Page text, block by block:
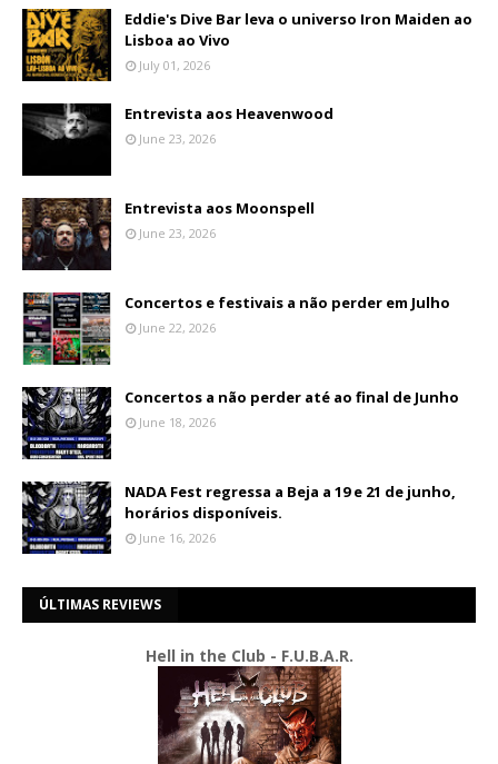
Eddie's Dive Bar leva o universo Iron Maiden ao
Lisboa ao Vivo
July 01, 2026
Entrevista aos Heavenwood
June 23, 2026
Entrevista aos Moonspell
June 23, 2026
Concertos e festivais a não perder em Julho
June 22, 2026
Concertos a não perder até ao final de Junho
June 18, 2026
NADA Fest regressa a Beja a 19 e 21 de junho,
horários disponíveis.
June 16, 2026
ÚLTIMAS REVIEWS
Hell in the Club - F.U.B.A.R.